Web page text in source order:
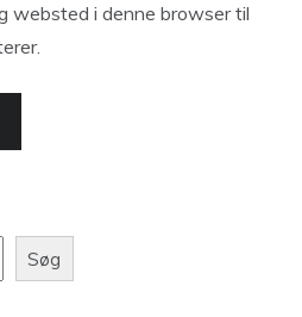
websted i denne browser til
Søg